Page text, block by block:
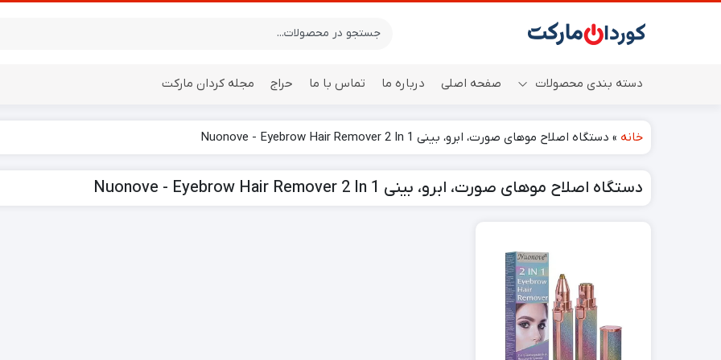
دسته بندی محصولات
اسپیکر ایستگاه هواشناسی
صفحه اصلی درباره ما تماس با ما حراج مجله کردان مارکت
خانه » دستگاه اصلاح موهای صورت، ابرو، بینی Nuonove - Eyebrow Hair Remover 2 In 1
دستگاه اصلاح موهای صورت، ابرو، بینی Nuonove - Eyebrow Hair Remover 2 In 1